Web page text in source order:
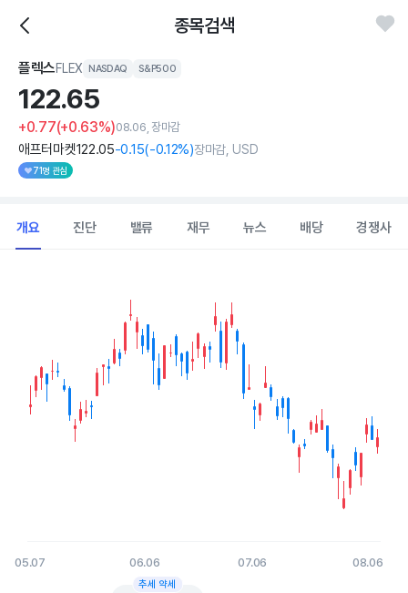
종목검색
플렉스FLEX NASDAQ S&P500
122.65
+0.77(+0.63%)08.06, 장마감
애프터마켓122.05-0.15(-0.12%)장마감, USD
71명 관심
개요 진단 밸류 재무 뉴스 배당 경쟁사
View as data table, Chart
The chart has 1 X axis displaying Time. Data ranges from
The chart has 1 Y axis displaying values. Data ranges from 99.5
05.07 06.06 07.06 08.06
End of interactive chart.추세 약세